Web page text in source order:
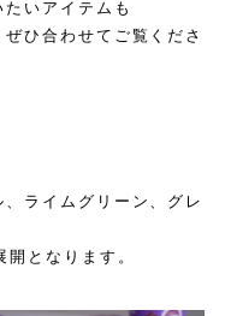
いアイテムも
ひ合わせてご覧くださ
ライムグリーン、グレ
となります。